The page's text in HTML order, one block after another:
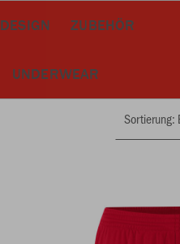
ZUBEHÖR
UNDERWEAR